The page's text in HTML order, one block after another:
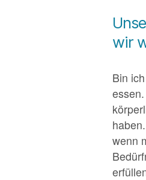
wir
Bin
wenn